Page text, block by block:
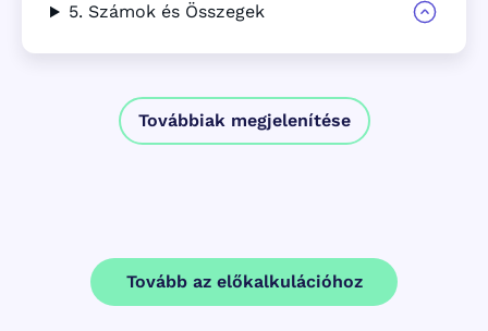
5. Számok és Összegek
Továbbiak megjelenítése
Tovább az előkalkulációhoz